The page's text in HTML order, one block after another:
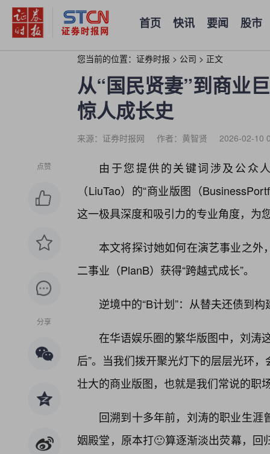
首页 快讯 要闻 股市
您当前的位置： 证券时报 > 公司 > 正文
从“国民贤妻”到商业
惊人成长史
来源：证券时报网 作者：黄智贤 2026-02-10
点赞
分享
由于您提供的关键词涉及公众
（LiuTao）的“商业版图（
这一极具深度和吸引力的专业角度，为
本文将探讨她如何在演艺事业之
二事业（PlanB）获得“跨越式成长”。
逆境中的“B计划”：从替夫还债到
在华语娱乐圈的繁华版图中，刘涛
后”。当我们拨开聚光灯下的层层光环
壮大的商业版图，也就是我们常说的职
回溯到十多年前，刘涛的职业生
姻殿堂，原本打🙂算逐渐淡出荧幕，